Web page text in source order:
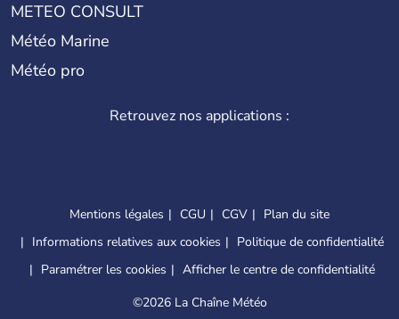
METEO CONSULT
Météo Marine
Météo pro
Retrouvez nos applications :
Mentions légales CGU CGV
Plan du site
Informations relatives aux cookies
Politique de confidentialité
Paramétrer les cookies
Afficher le centre de confidentialité
©2026 La Chaîne Météo